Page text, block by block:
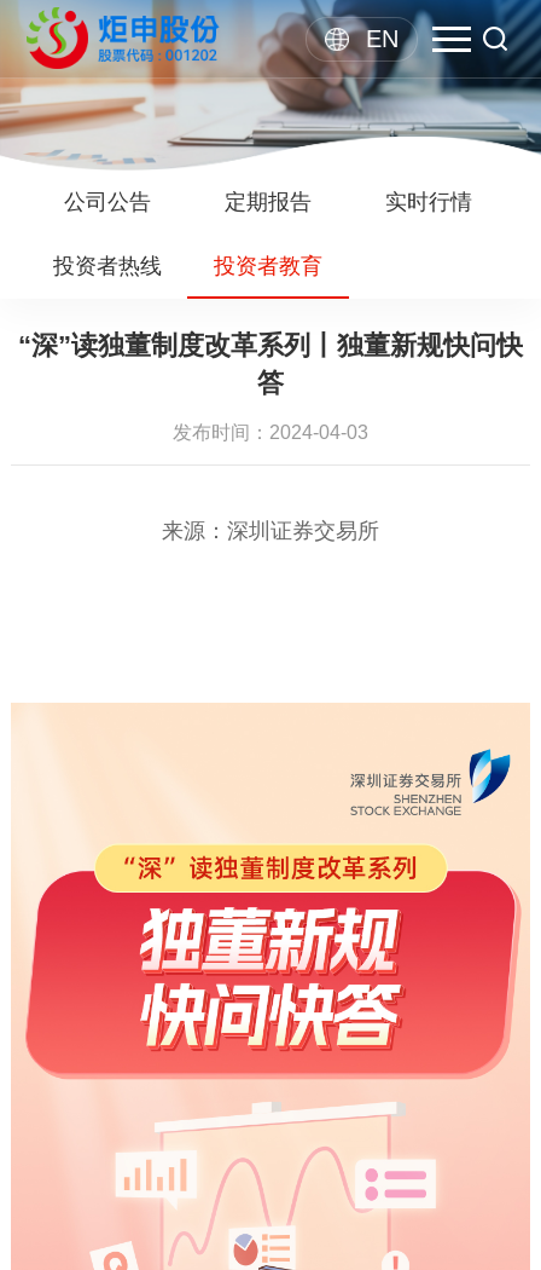
EN
公司公告 定期报告 实时行情
投资者热线 投资者教育
“深”读独董制度改革系列丨独董新规快问快
答
发布时间：2024-04-03
来源：深圳证券交易所